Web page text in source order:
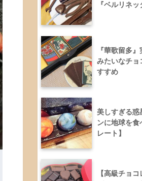
『ベルリネ
『華歌留多
みたいなチョ
すすめ
美しすぎる惑
ンに地球を食
レート】
【高級チョ